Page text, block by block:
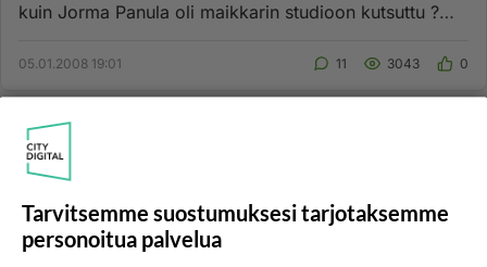
kuin Jorma Panula oli maikkarin studioon kutsuttu ?
05.01.2008 19:01 11 3043 0
KOTIMAISET JULKKISJUORUT
Ylen urheiluruutu herkku Anni Jämsä
28.03.2026 18:48
Tarvitsemme suostumuksesi tarjotaksemme
personoitua palvelua